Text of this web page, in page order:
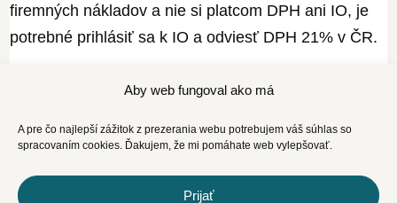
Aby web fungoval ako má
A pre čo najlepší zážitok z prezerania webu potrebujem váš súhlas so
spracovaním cookies. Ďakujem, že mi pomáhate web vylepšovať.
Prijať
firemných nákladov a nie si platcom DPH ani IO, je
potrebné prihlásiť sa k IO a odviesť DPH 21% v ČR.
svoje IČO, len meno a krajinu a ideálne plať zo